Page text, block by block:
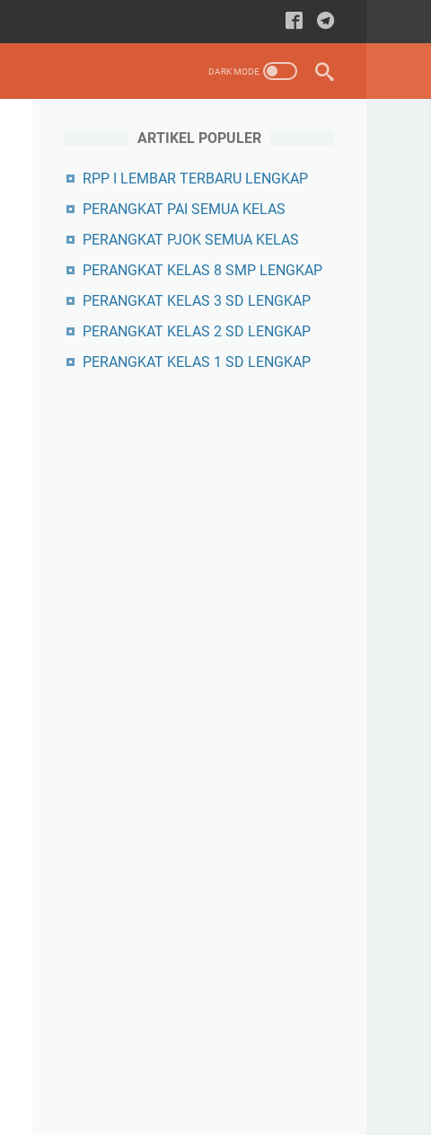
ARTIKEL POPULER
RPP I LEMBAR TERBARU LENGKAP
PERANGKAT PAI SEMUA KELAS
PERANGKAT PJOK SEMUA KELAS
PERANGKAT KELAS 8 SMP LENGKAP
PERANGKAT KELAS 3 SD LENGKAP
PERANGKAT KELAS 2 SD LENGKAP
PERANGKAT KELAS 1 SD LENGKAP